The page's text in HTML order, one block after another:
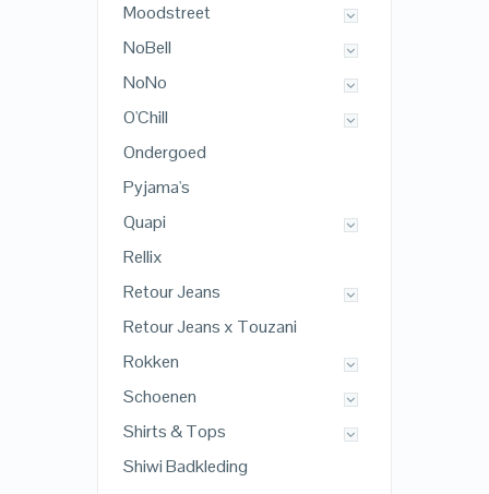
Moodstreet
NoBell
NoNo
O'Chill
Ondergoed
Pyjama's
Quapi
Rellix
Retour Jeans
Retour Jeans x Touzani
Rokken
Schoenen
Shirts & Tops
Shiwi Badkleding